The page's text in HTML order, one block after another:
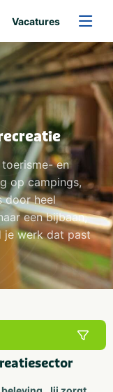
Vacatures
en
op campings,
door heel
een bijbaan,
je werk dat past